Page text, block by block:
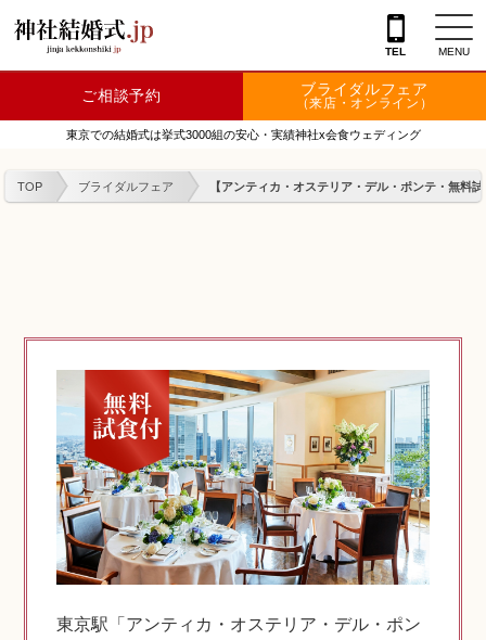
TEL MENU
神社を探す
会場を探す
衣裳
特典
TOKIWAKEプラン
相談カウンター
神社結婚式のいろいろ
ご相談予約 ブライダルフェア
（来店・オンライン）
東京での結婚式は挙式3000組の安心・実績神社x会食ウェディング
TOP ブライダルフェア 【アンティカ・オステリア・デル・ポンテ・無
東京駅「アンティカ・オステリア・デル・ポン